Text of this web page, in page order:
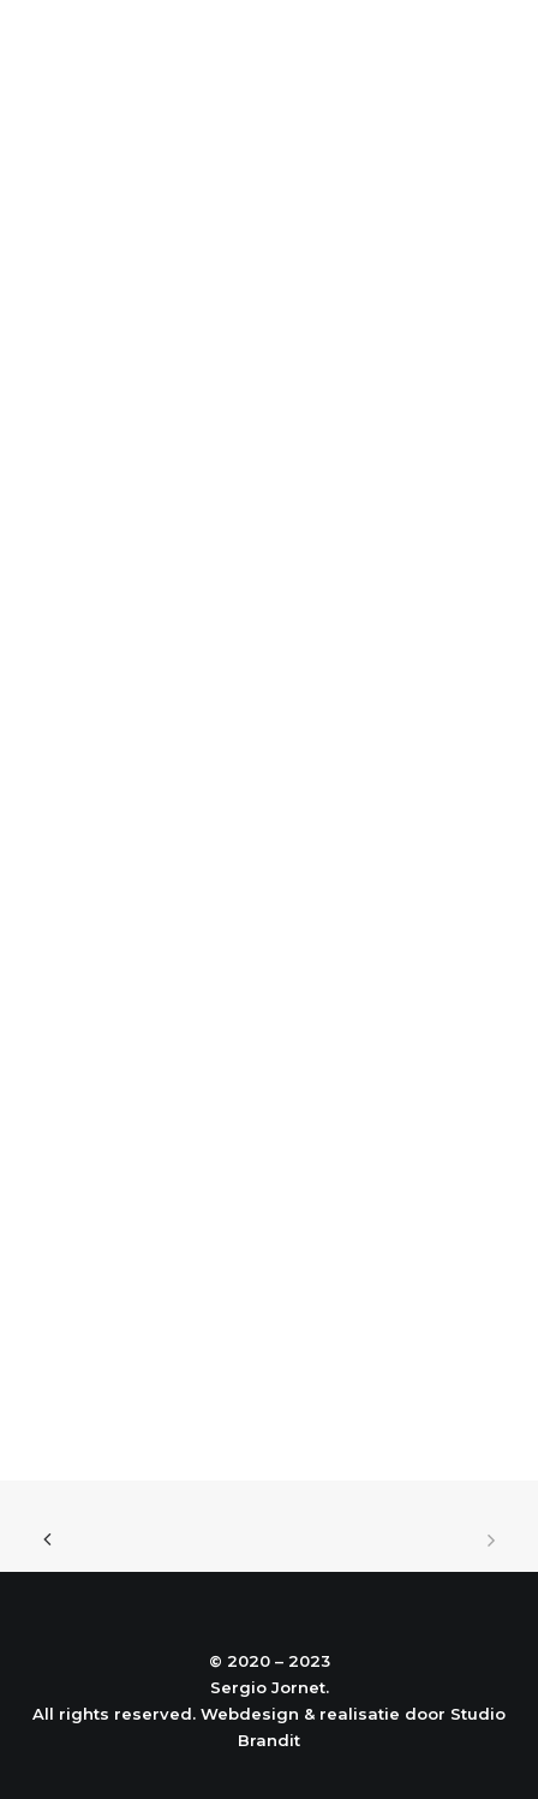
© 2020 – 2023
Sergio Jornet.
All rights reserved. Webdesign & realisatie door Studio
Brandit